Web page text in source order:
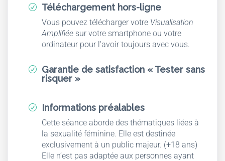
R Téléchargement hors-ligne
Vous pouvez télécharger votre Visualisation
Amplifiée sur votre smartphone ou votre
ordinateur pour l'avoir toujours avec vous.
R
Garantie de satisfaction « Tester sans
risquer »
R Informations préalables
Cette séance aborde des thématiques liées à
la sexualité féminine. Elle est destinée
exclusivement à un public majeur. (+18 ans)
Elle n’est pas adaptée aux personnes ayant